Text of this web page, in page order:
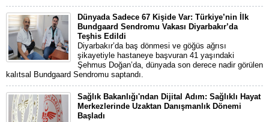
Dünyada Sadece 67 Kişide Var: Türkiye’nin İlk
Bundgaard Sendromu Vakası Diyarbakır’da
Teşhis Edildi
Diyarbakır’da baş dönmesi ve göğüs ağrısı
şikayetiyle hastaneye başvuran 41 yaşındaki
Şehmus Doğan’da, dünyada son derece nadir görülen
kalıtsal Bundgaard Sendromu saptandı.
Sağlık Bakanlığı'ndan Dijital Adım: Sağlıklı Hayat
Merkezlerinde Uzaktan Danışmanlık Dönemi
Başladı